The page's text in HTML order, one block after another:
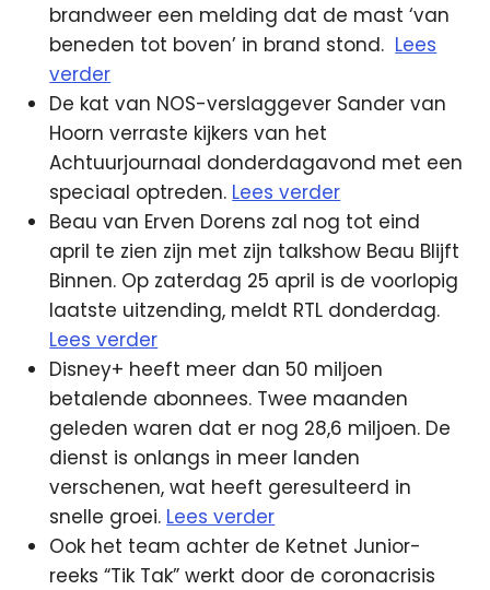
brandweer een melding dat de mast ‘van
beneden tot boven’ in brand stond. Lees
verder
De kat van NOS-verslaggever Sander van
Hoorn verraste kijkers van het
Achtuurjournaal donderdagavond met een
speciaal optreden. Lees verder
Beau van Erven Dorens zal nog tot eind
april te zien zijn met zijn talkshow Beau Blijft
Binnen. Op zaterdag 25 april is de voorlopig
laatste uitzending, meldt RTL donderdag.
Lees verder
Disney+ heeft meer dan 50 miljoen
betalende abonnees. Twee maanden
geleden waren dat er nog 28,6 miljoen. De
dienst is onlangs in meer landen
verschenen, wat heeft geresulteerd in
snelle groei. Lees verder
Ook het team achter de Ketnet Junior-
reeks “Tik Tak” werkt door de coronacrisis